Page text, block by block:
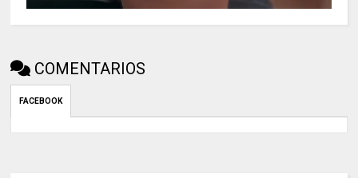
COMENTARIOS
FACEBOOK